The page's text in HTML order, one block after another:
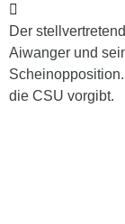
Der
Aiwanger und
die CSU vorgibt.